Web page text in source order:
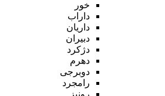
خور
داراب
داریان
دبیران
دژکرد
دهرم
دوبرجی
رامجرد
رونیز